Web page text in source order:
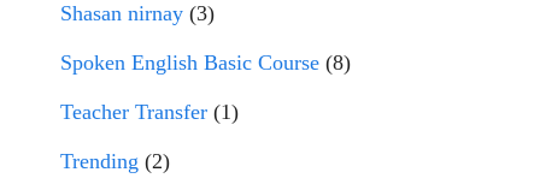
Shasan nirnay (3)
Spoken English Basic Course (8)
Teacher Transfer (1)
Trending (2)